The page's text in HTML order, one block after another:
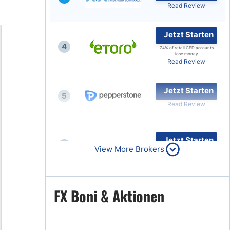
Read Review
4
Jetzt Starten
74% of retail CFD accounts
lose money
Read Review
5
Jetzt Starten
Read Review
Jetzt Starten
Read Review
7
View More Brokers
FX Boni & Aktionen